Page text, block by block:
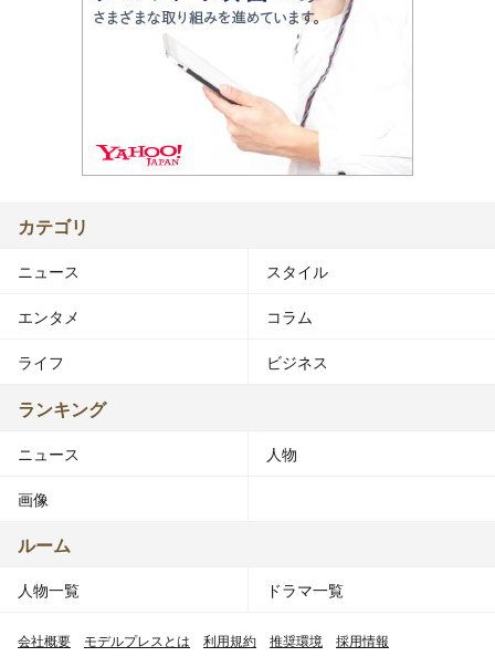
カテゴリ
ニュース スタイル
エンタメ コラム
ライフ ビジネス
ランキング
ニュース 人物
画像
ルーム
人物一覧 ドラマ一覧
会社概要 モデルプレスとは 利用規約 推奨環境 採用情報